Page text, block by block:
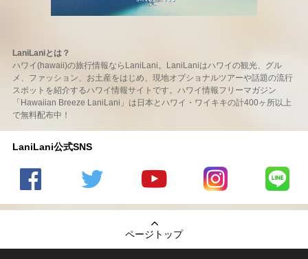
LaniLaniとは？
ハワイ(hawaii)の旅行情報ならLaniLani。LaniLaniはハワイの観光、グル
メ、ファッション、お土産をはじめ、現地オプショナルツアーや話題の流行
スポットを紹介するハワイ情報サイトです。ハワイ情報フリーマガジン
「Hawaiian Breeze LaniLani」は日本とハワイ・ワイキキの計400ヶ所以上
で無料配布中！
LaniLani公式SNS
の
のtwitter
の
Youtube
チャンネ
LaniLani
LaniLani
ページトップ